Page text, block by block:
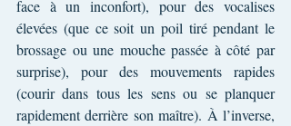
face à un inconfort), pour des vocalises
élevées (que ce soit un poil tiré pendant le
brossage ou une mouche passée à côté par
surprise), pour des mouvements rapides
(courir dans tous les sens ou se planquer
rapidement derrière son maître). À l’inverse,